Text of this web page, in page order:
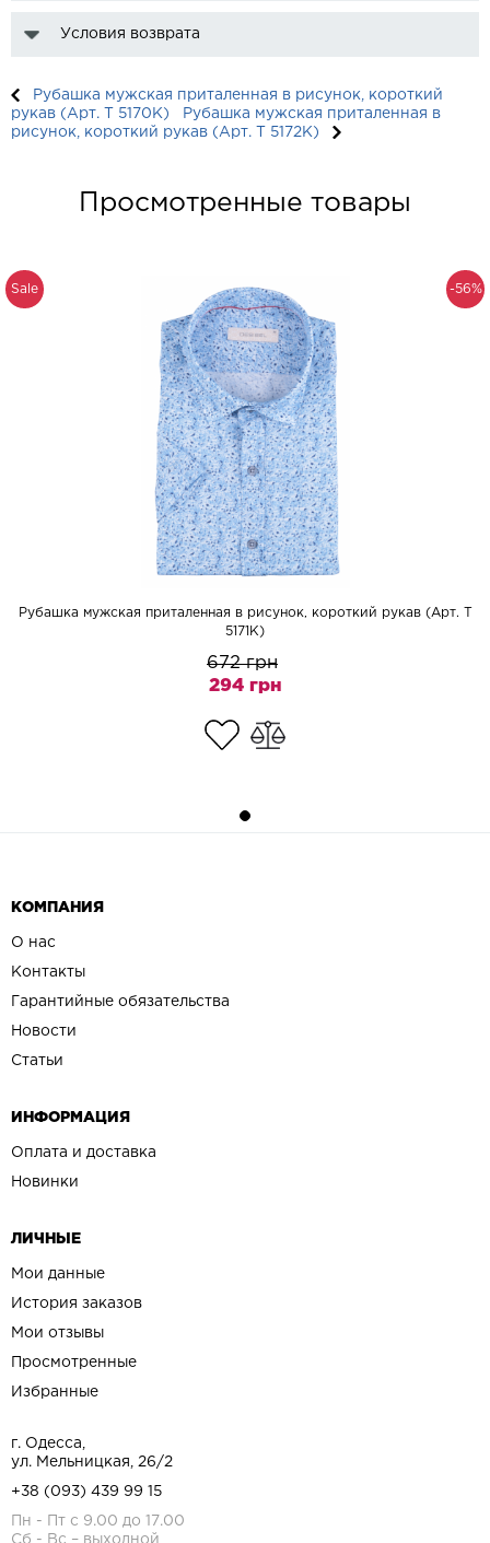
Условия возврата
Рубашка мужская приталенная в рисунок, короткий
рукав (Арт. T 5170K)
Рубашка мужская приталенная в
рисунок, короткий рукав (Арт. T 5172K)
Просмотренные товары
-56%
Sale
Рубашка мужская приталенная в рисунок, короткий рукав (Арт. T
5171K)
672 грн
294 грн
КОМПАНИЯ
О нас
Контакты
Гарантийные обязательства
Новости
Статьи
ИНФОРМАЦИЯ
Оплата и доставка
Новинки
ЛИЧНЫЕ
Мои данные
История заказов
Мои отзывы
Просмотренные
Избранные
г. Одесса,
ул. Мельницкая, 26/2
+38 (093) 439 99 15
Пн - Пт с 9.00 до 17.00
Сб - Вс – выходной